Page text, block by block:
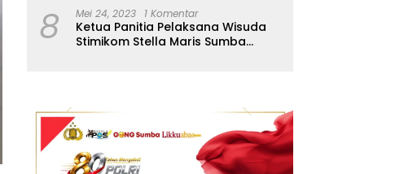
8 Mei 24, 2023 1 Komentar
Ketua Panitia Pelaksana Wisuda
Stimikom Stella Maris Sumba